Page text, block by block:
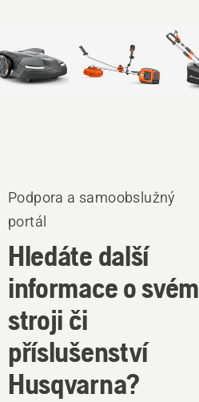
Podpora a samoobslužný
portál
Hledáte další
informace o svém
stroji či
příslušenství
Husqvarna?